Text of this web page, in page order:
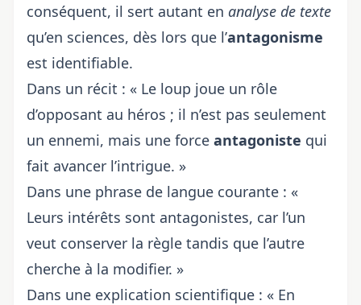
conséquent, il sert autant en analyse de texte
qu’en sciences, dès lors que l’antagonisme
est identifiable.
Dans un récit : « Le loup joue un rôle
d’opposant au héros ; il n’est pas seulement
un ennemi, mais une force antagoniste qui
fait avancer l’intrigue. »
Dans une phrase de langue courante : «
Leurs intérêts sont antagonistes, car l’un
veut conserver la règle tandis que l’autre
cherche à la modifier. »
Dans une explication scientifique : « En